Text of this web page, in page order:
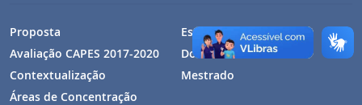
Proposta
Avaliação CAPES 2017-2020
Contextualização
Áreas de Concentração
Estrutura Curricular
Doutorado
Mestrado